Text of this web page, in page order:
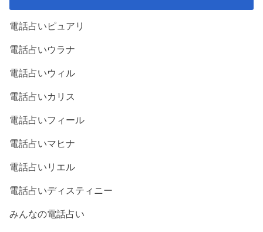
電話占いピュアリ
電話占いウラナ
電話占いウィル
電話占いカリス
電話占いフィール
電話占いマヒナ
電話占いリエル
電話占いディスティニー
みんなの電話占い